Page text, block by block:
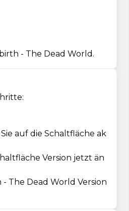
- The Dead World.
auf die Schaltfläche ak
Version jetzt än
The Dead World Version